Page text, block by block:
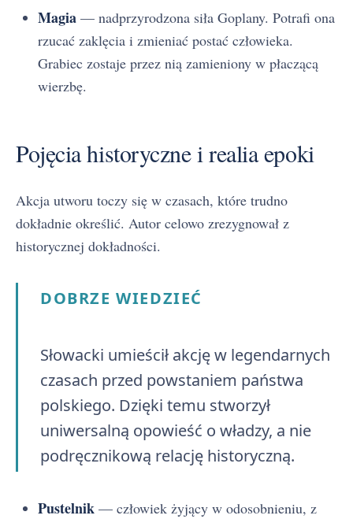
Magia — nadprzyrodzona siła Goplany. Potrafi ona
rzucać zaklęcia i zmieniać postać człowieka.
Grabiec zostaje przez nią zamieniony w płaczącą
wierzbę.
Pojęcia historyczne i realia epoki
Akcja utworu toczy się w czasach, które trudno
dokładnie określić. Autor celowo zrezygnował z
historycznej dokładności.
DOBRZE WIEDZIEĆ
Słowacki umieścił akcję w legendarnych
czasach przed powstaniem państwa
polskiego. Dzięki temu stworzył
uniwersalną opowieść o władzy, a nie
podręcznikową relację historyczną.
Pustelnik — człowiek żyjący w odosobnieniu, z